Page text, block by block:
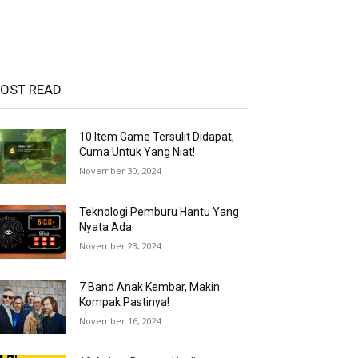
READ
10 Item Game Tersulit Didapat,
Cuma Untuk Yang Niat!
November 30, 2024
Teknologi Pemburu Hantu Yang
Nyata Ada
November 23, 2024
7 Band Anak Kembar, Makin
Kompak Pastinya!
November 16, 2024